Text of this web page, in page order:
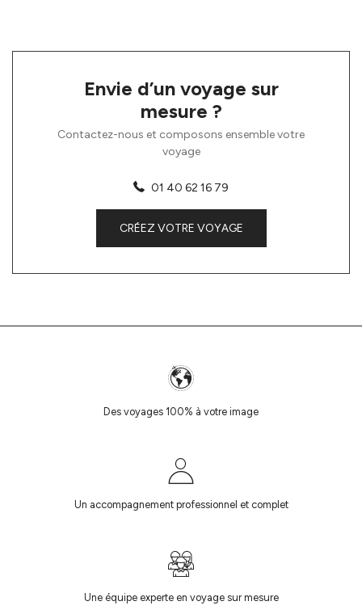
Envie d’un voyage sur
mesure ?
Contactez-nous et composons ensemble votre
voyage
01 40 62 16 79
CRÉEZ VOTRE VOYAGE
Des voyages 100% à votre image
Un accompagnement professionnel et complet
Une équipe experte en voyage sur mesure